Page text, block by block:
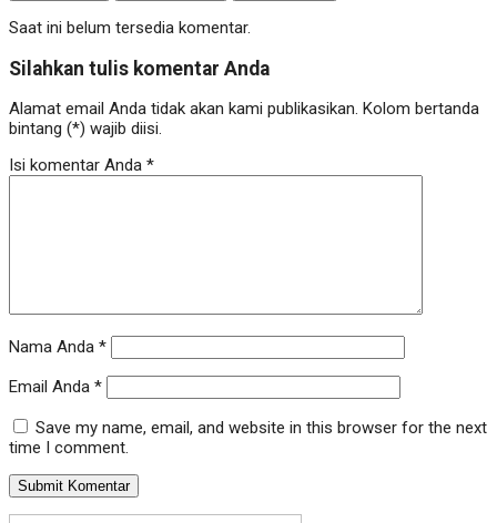
Saat ini belum tersedia komentar.
Silahkan tulis komentar Anda
Alamat email Anda tidak akan kami publikasikan. Kolom bertanda
bintang (*) wajib diisi.
Isi komentar Anda *
Nama Anda *
Email Anda *
Save my name, email, and website in this browser for the next
time I comment.